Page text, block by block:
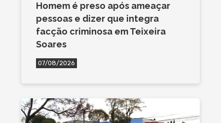
Homem é preso após ameaçar
pessoas e dizer que integra
facção criminosa em Teixeira
Soares
07/08/2026